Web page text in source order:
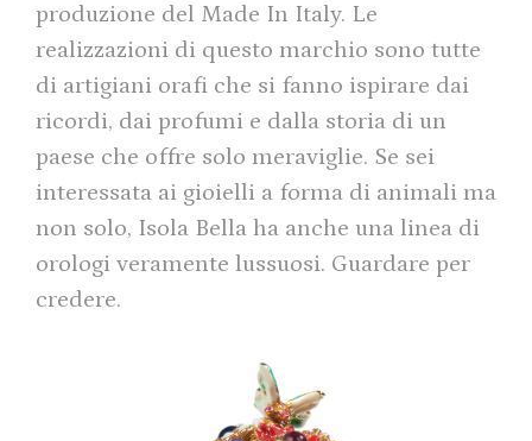
produzione del Made In Italy. Le
realizzazioni di questo marchio sono tutte
di artigiani orafi che si fanno ispirare dai
ricordi, dai profumi e dalla storia di un
paese che offre solo meraviglie. Se sei
interessata ai gioielli a forma di animali ma
non solo, Isola Bella ha anche una linea di
orologi veramente lussuosi. Guardare per
credere.